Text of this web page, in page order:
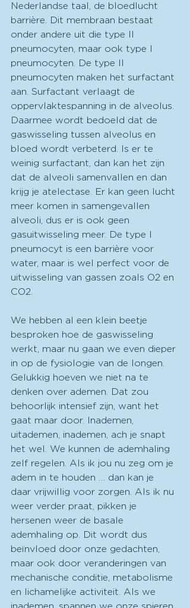
Nederlandse taal, de bloedlucht
barrière. Dit membraan bestaat
onder andere uit die type II
pneumocyten, maar ook type I
pneumocyten. De type II
pneumocyten maken het surfactant
aan. Surfactant verlaagt de
oppervlaktespanning in de alveolus.
Daarmee wordt bedoeld dat de
gaswisseling tussen alveolus en
bloed wordt verbeterd. Is er te
weinig surfactant, dan kan het zijn
dat de alveoli samenvallen en dan
krijg je atelectase. Er kan geen lucht
meer komen in samengevallen
alveoli, dus er is ook geen
gasuitwisseling meer. De type I
pneumocyt is een barrière voor
water, maar is wel perfect voor de
uitwisseling van gassen zoals O2 en
CO2.
We hebben al een klein beetje
besproken hoe de gaswisseling
werkt, maar nu gaan we even dieper
in op de fysiologie van de longen.
Gelukkig hoeven we niet na te
denken over ademen. Dat zou
behoorlijk intensief zijn, want het
gaat maar door. Inademen,
uitademen, inademen, ach je snapt
het wel. We kunnen de ademhaling
zelf regelen. Als ik jou nu zeg om je
adem in te houden … dan kan je
daar vrijwillig voor zorgen. Als ik nu
weer verder praat, pikken je
hersenen weer de basale
ademhaling op. Dit wordt dus
beïnvloed door onze gedachten,
maar ook door veranderingen van
mechanische conditie, metabolisme
en lichamelijke activiteit. Als we
inademen, spannen we onze spieren